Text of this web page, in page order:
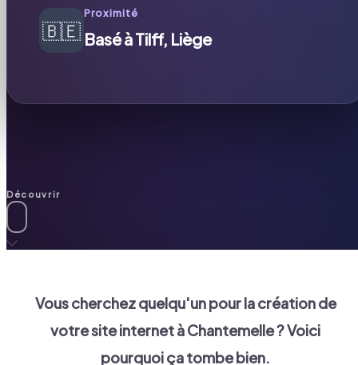
🇧🇪
Proximité
Basé à Tilff, Liège
Découvrir
Vous cherchez quelqu'un pour la création de
votre site internet àChantemelle? Voici
pourquoi ça tombe bien.